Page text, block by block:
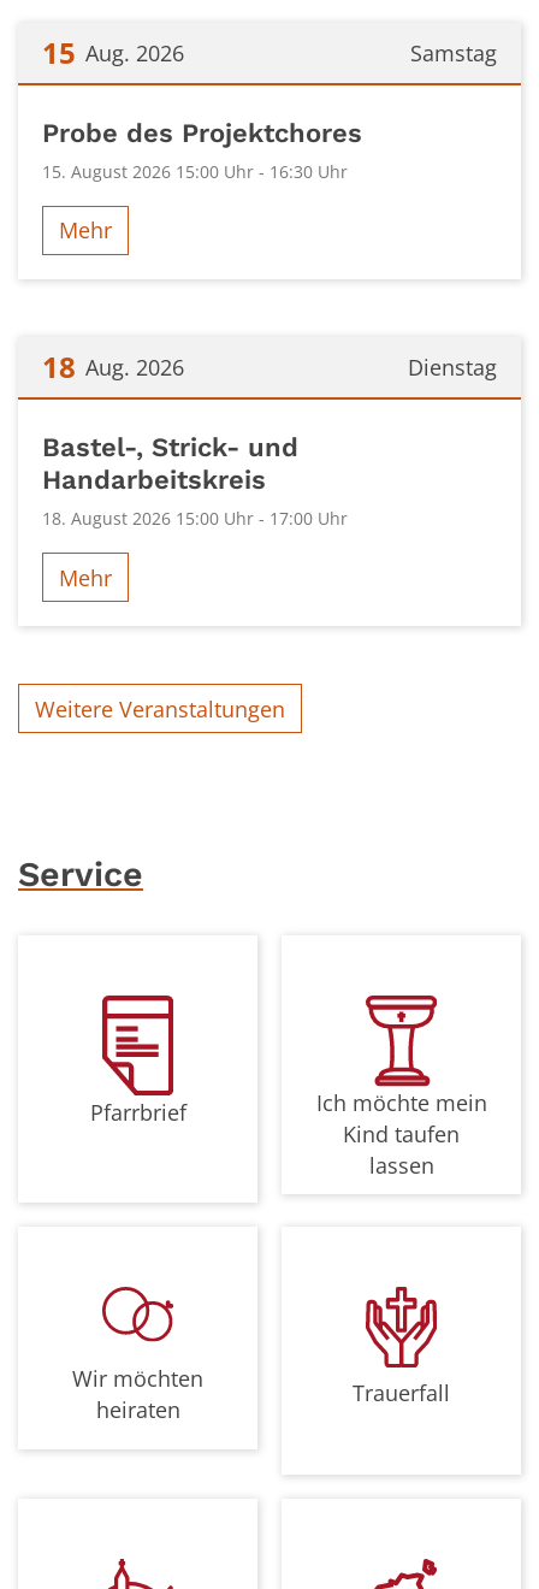
Samstag
15 Aug. 2026
Probe des Projektchores
15. August 2026 15:00 Uhr - 16:30 Uhr
Mehr
Dienstag
18 Aug. 2026
Bastel-, Strick- und
Handarbeitskreis
18. August 2026 15:00 Uhr - 17:00 Uhr
Mehr
Weitere Veranstaltungen
Service
Pfarrbrief
Ich möchte mein
Kind taufen
lassen
Wir möchten
heiraten
Trauerfall